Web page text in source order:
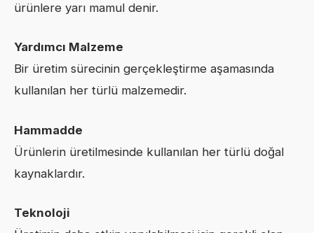
ürünlere yarı mamul denir.
Yardımcı Malzeme
Bir üretim sürecinin gerçekleştirme aşamasında
kullanılan her türlü malzemedir.
Hammadde
Ürünlerin üretilmesinde kullanılan her türlü doğal
kaynaklardır.
Teknoloji